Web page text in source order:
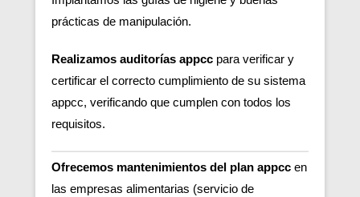
prácticas de manipulación.
Realizamos auditorías appcc para verificar y
certificar el correcto cumplimiento de su sistema
appcc, verificando que cumplen con todos los
requisitos.
Ofrecemos mantenimientos del plan appcc en
las empresas alimentarias (servicio de